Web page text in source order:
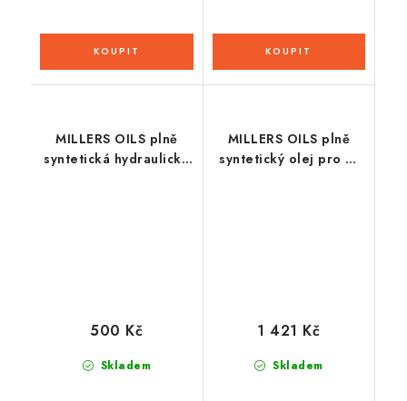
MILLERS OILS plně
syntetická hydraulická
Skladem
500 Kč
MILLERS OILS plně
syntetický olej pro 4-
Skladem
1 421 Kč